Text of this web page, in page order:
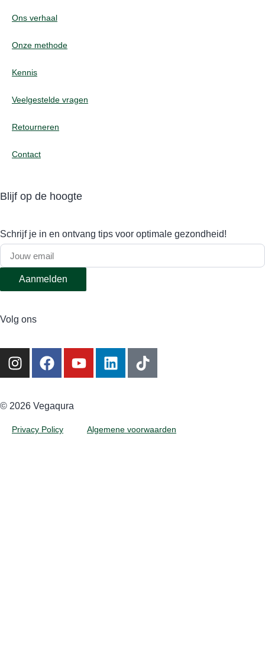
Ons verhaal
Onze methode
Kennis
Veelgestelde vragen
Retourneren
Contact
Blijf op de hoogte
Schrijf je in en ontvang tips voor optimale gezondheid!
Aanmelden
Volg ons
©️ 2026 Vegaqura
Privacy Policy Algemene voorwaarden